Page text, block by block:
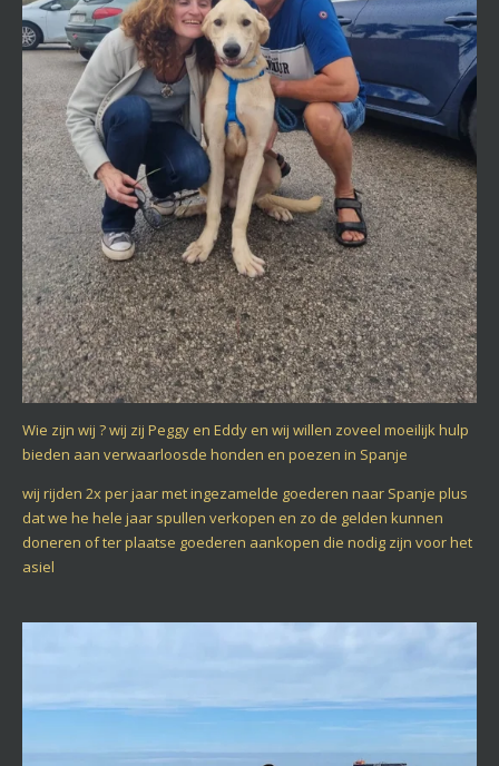
Wie zijn wij ? wij zij Peggy en Eddy en wij willen zoveel moeilijk hulp
bieden aan verwaarloosde honden en poezen in Spanje
wij rijden 2x per jaar met ingezamelde goederen naar Spanje plus
dat we he hele jaar spullen verkopen en zo de gelden kunnen
doneren of ter plaatse goederen aankopen die nodig zijn voor het
asiel